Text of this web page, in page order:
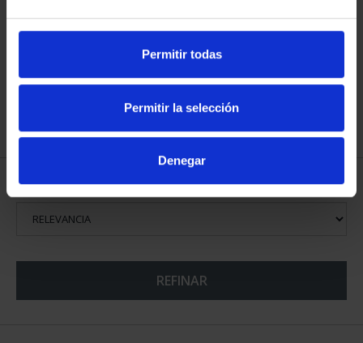
Permitir todas
Permitir la selección
Denegar
SUSCRIPCIÓN CIUDADES
PATRIMONIO DE LA
HU...
registrados
ORDENAR POR: